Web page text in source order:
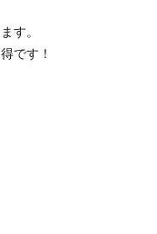
す。
です！